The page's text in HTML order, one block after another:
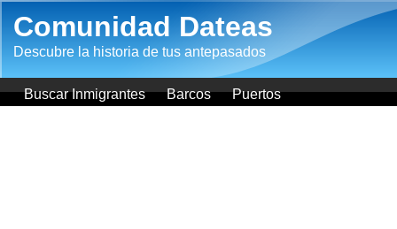
Comunidad Dateas
Descubre la historia de tus antepasados
Buscar Inmigrantes Barcos Puertos